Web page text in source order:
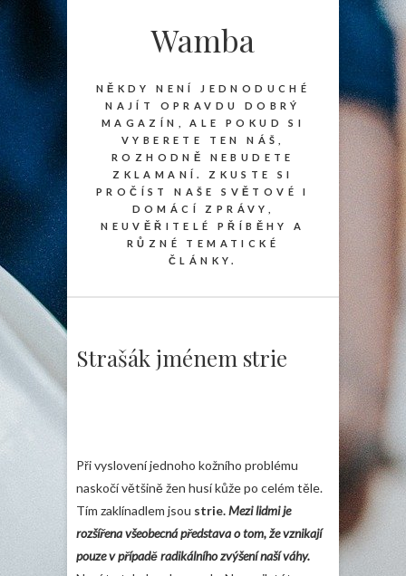
Wamba
NĚKDY NENÍ JEDNODUCHÉ
NAJÍT OPRAVDU DOBRÝ
MAGAZÍN, ALE POKUD SI
VYBERETE TEN NÁŠ,
ROZHODNĚ NEBUDETE
ZKLAMANÍ. ZKUSTE SI
PROČÍST NAŠE SVĚTOVÉ I
DOMÁCÍ ZPRÁVY,
NEUVĚŘITELÉ PŘÍBĚHY A
RŮZNÉ TEMATICKÉ
ČLÁNKY.
Strašák jménem strie
Při vyslovení jednoho kožního problému
naskočí většině žen husí kůže po celém těle.
Tím zaklínadlem jsou strie.Mezi lidmi je
rozšířena všeobecná představa o tom, že vznikají
pouze v případě radikálního zvýšení naší váhy.